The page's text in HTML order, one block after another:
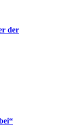
der